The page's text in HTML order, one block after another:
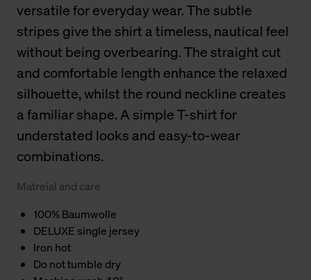
versatile for everyday wear. The subtle
stripes give the shirt a timeless, nautical feel
without being overbearing. The straight cut
and comfortable length enhance the relaxed
silhouette, whilst the round neckline creates
a familiar shape. A simple T-shirt for
understated looks and easy-to-wear
combinations.
Matreial and care
100% Baumwolle
DELUXE single jersey
Iron hot
Do not tumble dry